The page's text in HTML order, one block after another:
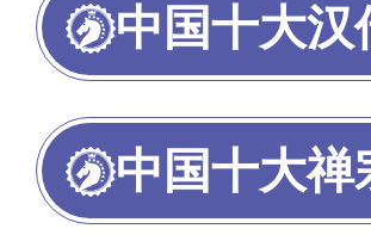
中国十大汉
中国十大禅